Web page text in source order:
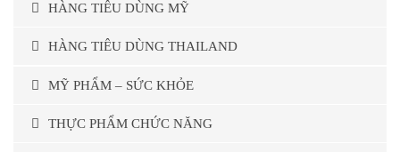
HÀNG TIÊU DÙNG MỸ
HÀNG TIÊU DÙNG THAILAND
MỸ PHẨM – SỨC KHỎE
THỰC PHẨM CHỨC NĂNG